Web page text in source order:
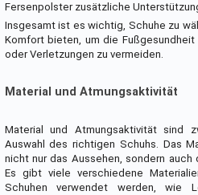
Fersenpolster zusätzliche
Insgesamt ist es wichtig, Schuhe zu
Komfort bieten, um die
oder Verletzungen zu vermeiden.
Material und Atmungsaktivität
Material und Atmungsaktivität sind
Auswahl des richtigen Schuhs. Das
nicht nur das Aussehen, sondern
Es gibt viele verschiedene
Schuhen verwendet werden, wie